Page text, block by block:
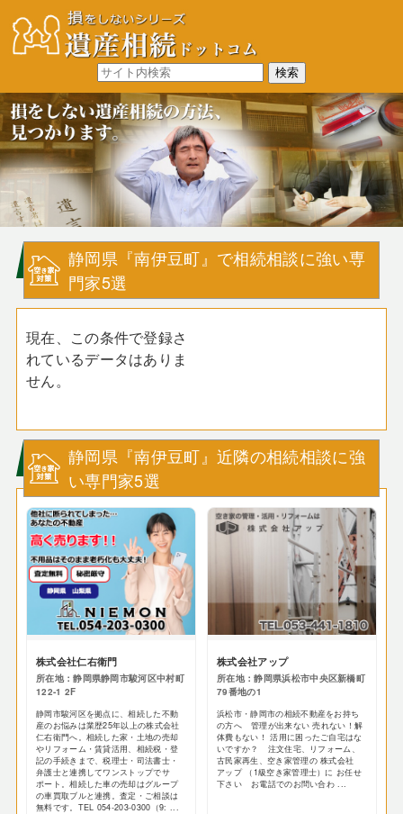
静岡県『南伊豆町』で相続相談に強い専
門家5選
現在、この条件で登録さ
れているデータはありま
せん。
静岡県『南伊豆町』近隣の相続相談に強
い専門家5選
株式会社仁右衛門
所在地：静岡県静岡市駿河区中村町
122-1 2F
静岡市駿河区を拠点に、相続した不動
産のお悩みは業歴25年以上の株式会社
仁右衛門へ。相続した家・土地の売却
やリフォーム・賃貸活用、相続税・登
記の手続きまで、税理士・司法書士・
弁護士と連携してワンストップでサ
ポート。相続した車の売却はグループ
の車買取ブルと連携。査定・ご相談は
無料です。TEL 054-203-0300（9: ...
株式会社アップ
所在地：静岡県浜松市中央区新橋町
79番地の1
浜松市・静岡市の相続不動産をお持ち
の方へ 管理が出来ない 売れない！解
体費もない！ 活用に困ったご自宅はな
いですか？ 注文住宅、リフォーム、
古民家再生、空き家管理の 株式会社
アップ （1級空き家管理士）に お任せ
下さい お電話でのお問い合わ ...